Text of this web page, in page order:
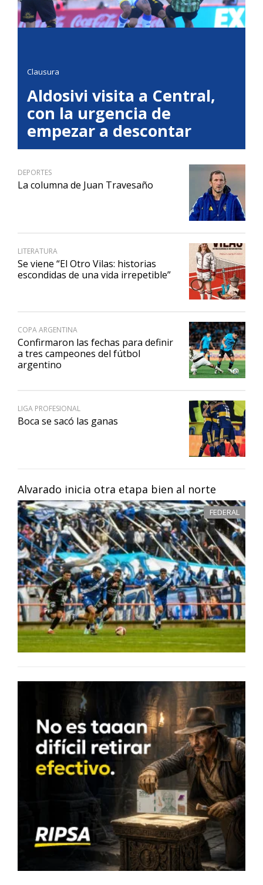
Alvarado inicia otra etapa bien al norte
FEDERAL
Clausura
Aldosivi visita a Central,
con la urgencia de
empezar a descontar
DEPORTES
La columna de Juan Travesaño
LITERATURA
Se viene “El Otro Vilas: historias
escondidas de una vida irrepetible”
COPA ARGENTINA
Confirmaron las fechas para definir
a tres campeones del fútbol
argentino
LIGA PROFESIONAL
Boca se sacó las ganas